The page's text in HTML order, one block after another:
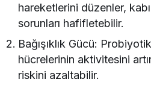
hareketlerini düzenler,
sorunları hafifletebilir.
Bağışıklık Gücü:
hücrelerinin aktivitesini
riskini azaltabilir.